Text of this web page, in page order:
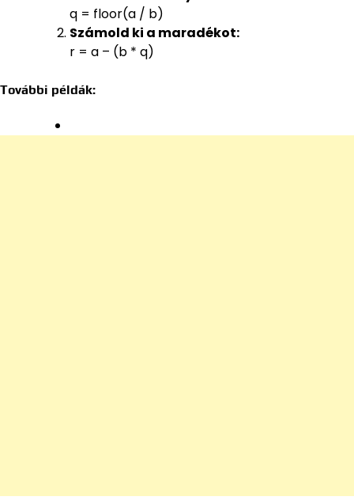
q = floor(a / b)
Számold ki a maradékot:
r = a – (b * q)
További példák: